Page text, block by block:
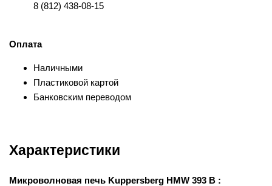
8 (812) 438-08-15
Оплата
Наличными
Пластиковой картой
Банковским переводом
Характеристики
Микроволновая печь Kuppersberg HMW 393 B :